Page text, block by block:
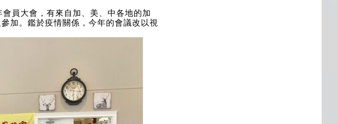
員大會，有來自加、美、中各地的加
加。鑑於疫情關係，今年的會議改以視